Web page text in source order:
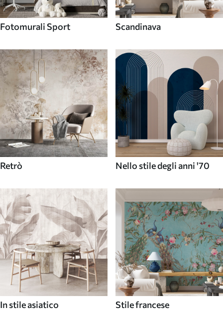
Fotomurali Sport Scandinava
Retrò Nello stile degli anni '70
In stile asiatico Stile francese